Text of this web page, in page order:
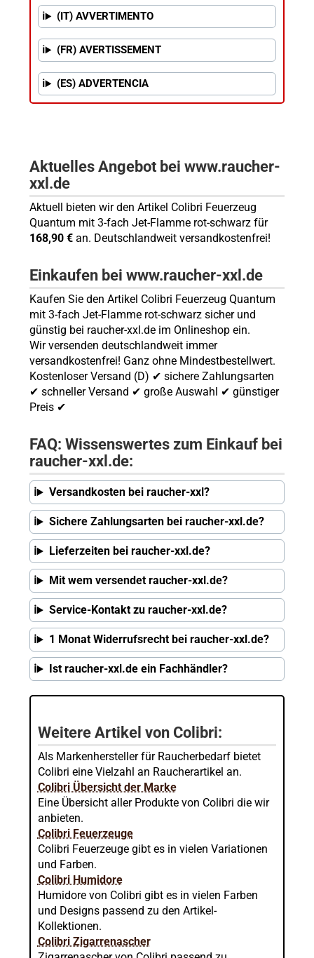
(IT) AVVERTIMENTO
(FR) AVERTISSEMENT
(ES) ADVERTENCIA
Aktuelles Angebot bei www.raucher-
xxl.de
Aktuell bieten wir den Artikel Colibri Feuerzeug
Quantum mit 3-fach Jet-Flamme rot-schwarz für
168,90 €an. Deutschlandweit versandkostenfrei!
Einkaufen bei www.raucher-xxl.de
Kaufen Sie den Artikel Colibri Feuerzeug Quantum
mit 3-fach Jet-Flamme rot-schwarz sicher und
günstig bei raucher-xxl.de im Onlineshop ein.
Wir versenden deutschlandweit immer
versandkostenfrei! Ganz ohne Mindestbestellwert.
Kostenloser Versand (D) ✔ sichere Zahlungsarten
✔ schneller Versand ✔ große Auswahl ✔ günstiger
Preis ✔
FAQ: Wissenswertes zum Einkauf bei
raucher-xxl.de:
Versandkosten bei raucher-xxl?
Sichere Zahlungsarten bei raucher-xxl.de?
Lieferzeiten bei raucher-xxl.de?
Mit wem versendet raucher-xxl.de?
Service-Kontakt zu raucher-xxl.de?
1 Monat Widerrufsrecht bei raucher-xxl.de?
Ist raucher-xxl.de ein Fachhändler?
Weitere Artikel von Colibri:
Als Markenhersteller für Raucherbedarf bietet
Colibri eine Vielzahl an Raucherartikel an.
Colibri Übersicht der Marke
Eine Übersicht aller Produkte von Colibri die wir
anbieten.
Colibri Feuerzeuge
Colibri Feuerzeuge gibt es in vielen Variationen
und Farben.
Colibri Humidore
Humidore von Colibri gibt es in vielen Farben
und Designs passend zu den Artikel-
Kollektionen.
Colibri Zigarrenascher